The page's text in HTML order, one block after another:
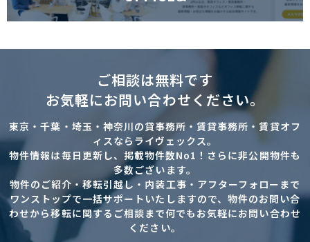
ご相談は無料です
お気軽にお問い合わせください。
東京・千葉・埼玉・神奈川の貸事務所・賃貸事務所・賃貸オフ
ィスならライヴェックス。
物件情報は毎日更新し、掲載物件数No1！さらに非公開物件も
多数ございます。
物件のご紹介・移転引越し・内装工事・アフターフォローまで
ワンストップで一括サポートいたしますので、物件のお問い合
わせから移転に関するご相談まで何でもお気軽にお問い合わせ
ください。